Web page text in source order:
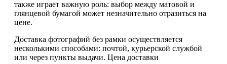
также играет важную роль: выбор между матовой и
глянцевой бумагой может незначительно отразиться на
цене.
Доставка фотографий без рамки осуществляется
несколькими способами: почтой, курьерской службой
или через пункты выдачи. Цена доставки